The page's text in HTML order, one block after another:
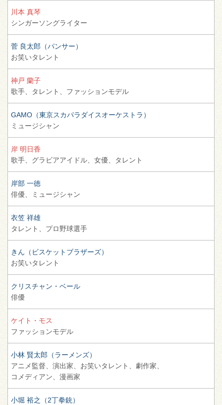
川本 真琴
シンガーソングライター
菅 良太郎（パンサー）
お笑いタレント
神戸 蘭子
歌手、
タレント、 ファッションモデル
GAMO（東京スカパラダイスオーケストラ）
ミュージシャン
岸 明日香
歌手、 グラビアアイドル、 女優、 タレント
岸部 一徳
俳優、
ミュージシャン
衣笠 祥雄
タレント、 プロ野球選手
きん（ビスケットブラザーズ）
お笑いタレント
クリスチャン・ベール
俳優
ケイト・モス
ファッションモデル
小林 賢太郎（ラーメンズ）
アニメ監督、 演出家、 お笑いタレント、 劇作家、
コメディアン、 漫画家
小堀 裕之（2丁拳銃）